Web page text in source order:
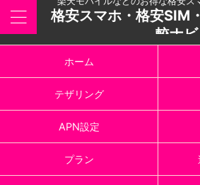
格安スマホ・格安SIM
較ナビ
ホーム
テザリング
APN設定
プラン